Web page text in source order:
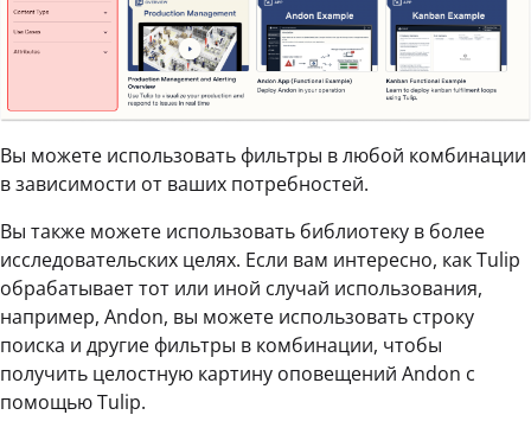
Вы можете использовать фильтры в любой комбинации
в зависимости от ваших потребностей.
Вы также можете использовать библиотеку в более
исследовательских целях. Если вам интересно, как Tulip
обрабатывает тот или иной случай использования,
например, Andon, вы можете использовать строку
поиска и другие фильтры в комбинации, чтобы
получить целостную картину оповещений Andon с
помощью Tulip.